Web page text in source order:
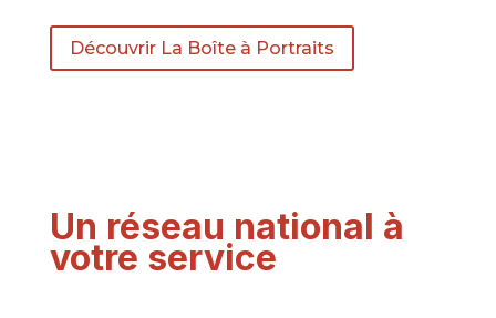
Découvrir La Boîte à Portraits
Un réseau national à
votre service